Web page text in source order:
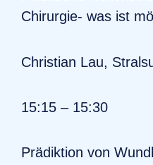
Chirurgie- was ist
Christian Lau,
15:15 – 15:30
Prädiktion von